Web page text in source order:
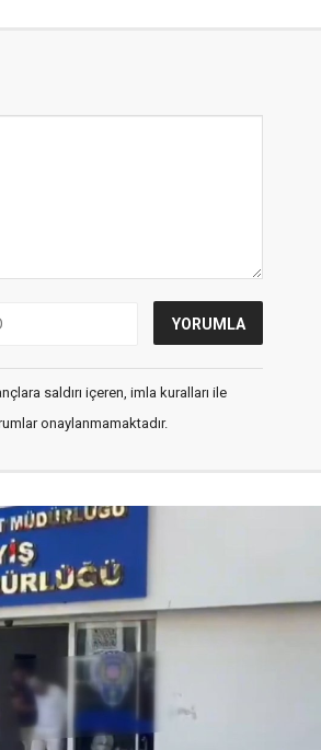
saldırı içeren, imla kuralları ile
onaylanmamaktadır.